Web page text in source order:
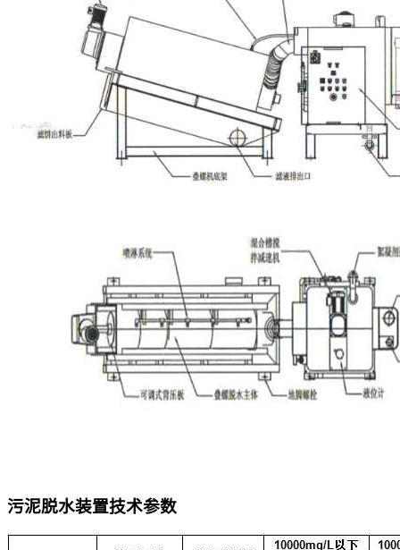
污泥脱水装置技术参数